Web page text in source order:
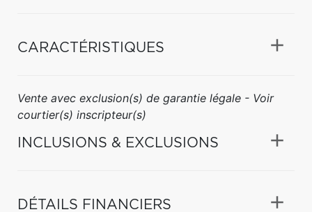
CARACTÉRISTIQUES
Vente avec exclusion(s) de garantie légale - Voir
courtier(s) inscripteur(s)
INCLUSIONS & EXCLUSIONS
DÉTAILS FINANCIERS